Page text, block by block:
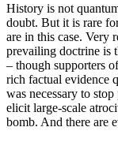
History is not
doubt. But it is rare
are in this case. Very
prevailing doctrine is
– though supporters
rich factual evidence
was necessary to
elicit large-scale
bomb. And there are